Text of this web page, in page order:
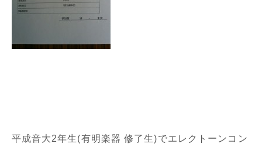
平成音大2年生(有明楽器 修了生)でエレクトーンコン